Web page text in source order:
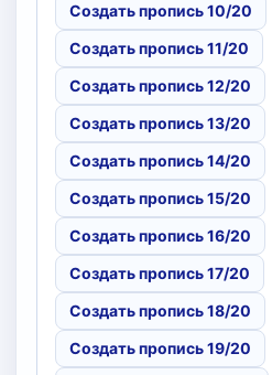
Создать пропись 10/20
Создать пропись 11/20
Создать пропись 12/20
Создать пропись 13/20
Создать пропись 14/20
Создать пропись 15/20
Создать пропись 16/20
Создать пропись 17/20
Создать пропись 18/20
Создать пропись 19/20